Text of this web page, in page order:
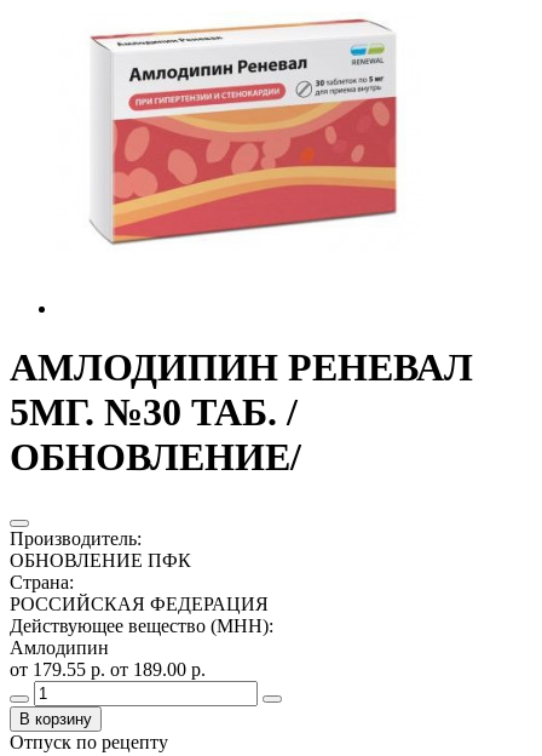
АМЛОДИПИН РЕНЕВАЛ
5МГ. №30 ТАБ. /
ОБНОВЛЕНИЕ/
Производитель:
ОБНОВЛЕНИЕ ПФК
Страна:
РОССИЙСКАЯ ФЕДЕРАЦИЯ
Действующее вещество (МНН):
Амлодипин
от 179.55 р. от 189.00 р.
В корзину
Отпуск по рецепту